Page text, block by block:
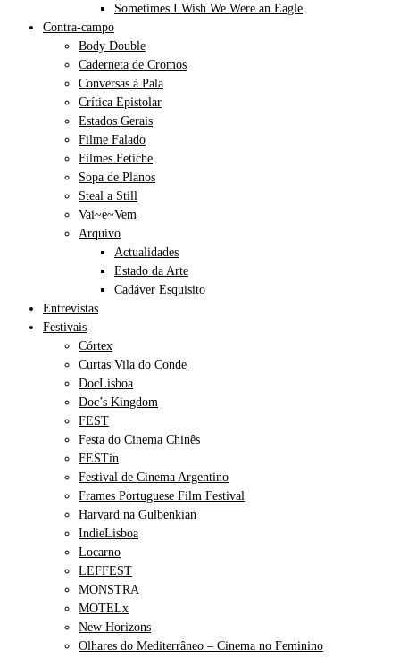
Sometimes I Wish We Were an Eagle
Contra-campo
Body Double
Caderneta de Cromos
Conversas à Pala
Crítica Epistolar
Estados Gerais
Filme Falado
Filmes Fetiche
Sopa de Planos
Steal a Still
Vai~e~Vem
Arquivo
Actualidades
Estado da Arte
Cadáver Esquisito
Entrevistas
Festivais
Córtex
Curtas Vila do Conde
DocLisboa
Doc’s Kingdom
FEST
Festa do Cinema Chinês
FESTin
Festival de Cinema Argentino
Frames Portuguese Film Festival
Harvard na Gulbenkian
IndieLisboa
Locarno
LEFFEST
MONSTRA
MOTELx
New Horizons
Olhares do Mediterrâneo – Cinema no Feminino